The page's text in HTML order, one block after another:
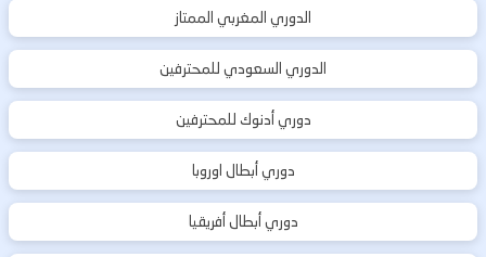
الدوري المغربي الممتاز
الدوري السعودي للمحترفين
دوري أدنوك للمحترفين
دوري أبطال اوروبا
دوري أبطال أفريقيا